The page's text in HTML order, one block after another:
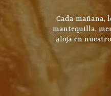
Cada mañana,
mantequilla,
aloja en